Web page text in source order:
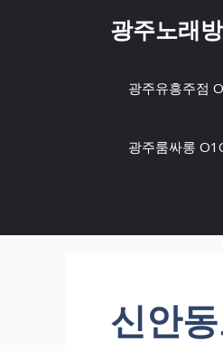
광주노래
광주유흥주점
광주룸싸롱
신안